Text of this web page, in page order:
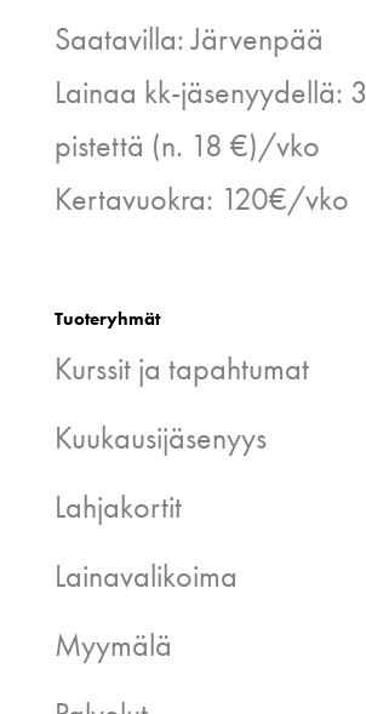
Saatavilla: Järvenpää
Lainaa kk-jäsenyydellä:
pistettä (n. 18 €)/vko
Kertavuokra: 120€/vko
Tuoteryhmät
Kurssit ja tapahtumat
Kuukausijäsenyys
Lahjakortit
Lainavalikoima
Myymälä